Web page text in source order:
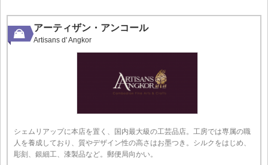
アーティザン・アンコール
Artisans d' Angkor
シェムリアップに本店を置く、国内最大級の工芸品店。工房では専属の職
人を養成しており、質やデザイン性の高さはお墨つき。シルクをはじめ、
彫刻、銀細工、漆製品など。郵便局向かい。